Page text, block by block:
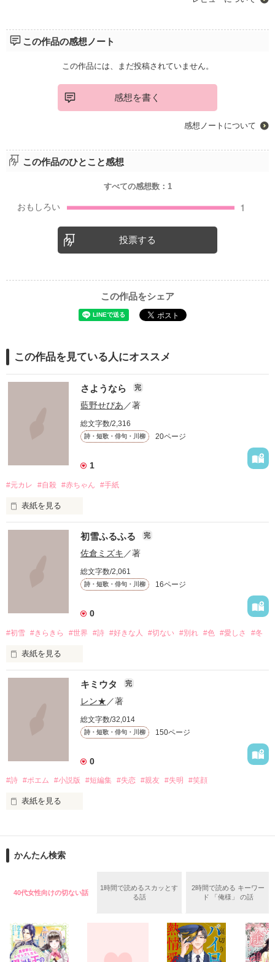
この作品の感想ノート
この作品には、まだ投稿されていません。
感想を書く
感想ノートについて
この作品のひとこと感想
すべての感想数： 1
投票する
この作品をシェア
この作品を見ている人にオススメ
さようなら 完
藍野せぴあ ／著
総文字数/2,316
詩・短歌・俳句・川柳 20ページ
1
#元カレ #自殺 #赤ちゃん #手紙
表紙を見る
いつも物思いに耽ると思い出す
あの人がいた日々
辛い事の方が多かった
****************
大人の片想いの安藤さんから
亡くなった元彼への
最後の手紙です。
自己満足のポエム？ですので悪しからず…
2009.5.27
2002.9に旅立ったN.Tへ捧ぐ
****************
初雪ふるふる 完
佐倉ミズキ ／著
総文字数/2,061
詩・短歌・俳句・川柳 16ページ
0
#初雪 #きらきら #世界 #詩 #好きな人 #切ない #別れ #色 #愛しさ #冬
表紙を見る
***********************
君は寒くないといいけど
***********************
キミウタ 完
レン★ ／著
総文字数/32,014
詩・短歌・俳句・川柳 150ページ
0
#詩 #ポエム #小説版 #短編集 #失恋 #親友 #失明 #笑顔
表紙を見る
「君詩」の小説版です。
ふぁんメで投票を受け付けて、それから物語にしました。
短編集だと思って下さると
イイかもしれません。
かんたん検索
40代女性向けの切ない話
1時間で読めるスカッとす
る話
2時間で読める キーワー
ド 「俺様」 の話